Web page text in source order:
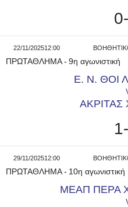
22/11/202512:00
ΠΡΩΤΑΘΛΗΜΑ- 9η αγωνιστική
Ε. Ν. ΘΟΙ
29/11/202512:00
ΠΡΩΤΑΘΛΗΜΑ- 10η αγωνιστική
ΜΕΑΠ ΠΕΡΑ